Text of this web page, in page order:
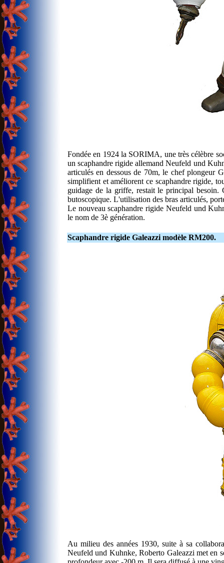
Fondée en 1924 la SORIMA, une très célèbre
un scaphandre rigide allemand Neufeld und
articulés en dessous de 70m, le chef plongeur
simplifient et améliorent ce scaphandre rigide,
guidage de la griffe, restait le principal besoin.
butoscopique. L'utilisation des bras articulés,
Le nouveau scaphandre rigide Neufeld und
le nom de 3è génération.
Scaphandre rigide Galeazzi modèle RM200.
Au milieu des années 1930, suite à sa
Neufeld und Kuhnke, Roberto Galeazzi met en